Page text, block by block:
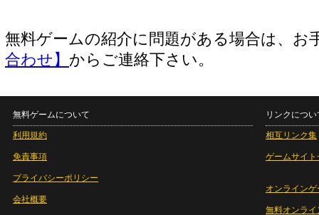
無料ゲームの紹介に問題がある場合は、お
合わせ】 からご連絡下さい。
無料ゲームについて
利用規約
免責事項
プライバシーポリシー
会社概要
リンクについ
相互リンク集
ゲームサイト
オンラインゲ
無料オンライ